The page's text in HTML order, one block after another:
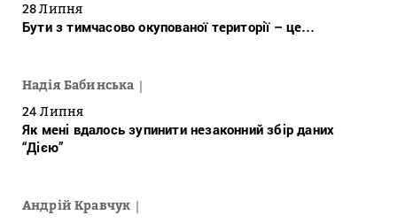
28 Липня
Бути з тимчасово окупованої території – це…
Надія Бабинська
24 Липня
Як мені вдалось зупинити незаконний збір даних
“Дією”
Андрій Кравчук